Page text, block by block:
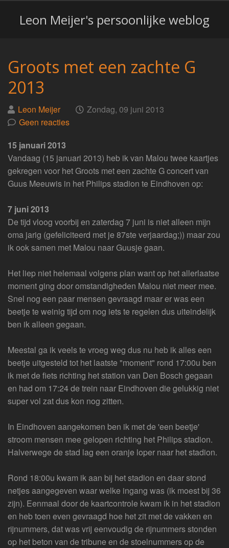
Leon Meijer's persoonlijke weblog
Groots met een zachte G
2013
Geplaatst
door
Leon Meijer op Zondag, 09 juni 2013
Geen reacties
15 januari 2013
Vandaag (15 januari 2013) heb ik van Malou twee kaartjes
gekregen voor het Groots met een zachte G concert van
Guus Meeuwis in het Philips stadion te Eindhoven op:
7 juni 2013
De tijd vloog voorbij en zaterdag 7 juni is niet alleen mijn
oma jarig (gefeliciteerd met je 87ste verjaardag;)) maar zou
ik ook samen met Malou naar Guusje gaan.
Het liep niet helemaal volgens plan want op het allerlaatse
moment ging door omstandigheden Malou niet meer mee.
Snel nog een paar mensen gevraagd maar er was een
beetje te weinig tijd om nog iets te regelen dus uiteindelijk
ben ik alleen gegaan.
Meestal ga ik veels te vroeg weg dus nu heb ik alles een
beetje uitgesteld tot het laatste "moment" rond 17:00u ben
ik met de fiets richting het station van Den Bosch gegaan
en had om 17:24 de trein naar Eindhoven die gelukkig niet
super vol zat dus kon nog zitten.
In Eindhoven aangekomen ben ik met de 'een beetje'
stroom mensen mee gelopen richting het Philips stadion.
Halverwege de stad lag een oranje loper naar het stadion.
Rond 18:00u kwam ik aan bij het stadion en daar stond
netjes aangegeven waar welke ingang was (ik moest bij 36
zijn). Eenmaal door de kaartcontrole kwam ik in het stadion
en heb toen even gevraagd hoe het zit met de vakken en
rijnummers, dat was vrij eenvoudig de rijnummers stonden
op het beton van de tribune en de stoelnummers op de